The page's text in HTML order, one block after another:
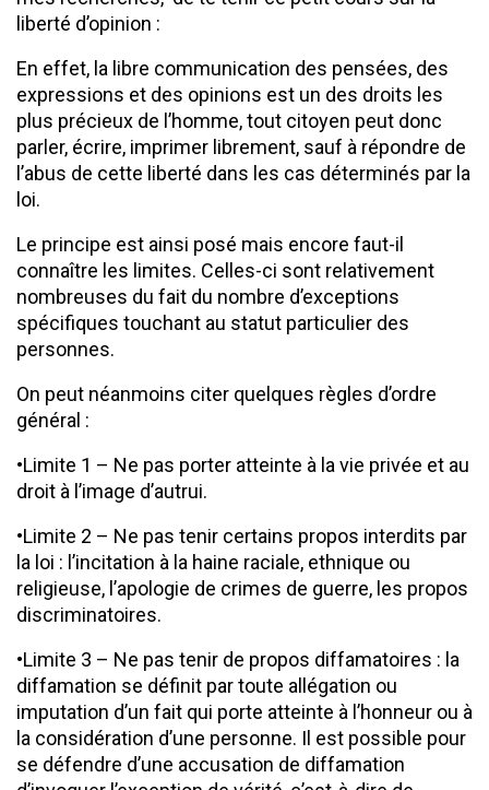
liberté d’opinion :
En effet, la libre communication des pensées, des
expressions et des opinions est un des droits les
plus précieux de l’homme, tout citoyen peut donc
parler, écrire, imprimer librement, sauf à répondre de
l’abus de cette liberté dans les cas déterminés par la
loi.
Le principe est ainsi posé mais encore faut-il
connaître les limites. Celles-ci sont relativement
nombreuses du fait du nombre d’exceptions
spécifiques touchant au statut particulier des
personnes.
On peut néanmoins citer quelques règles d’ordre
général :
•Limite 1 – Ne pas porter atteinte à la vie privée et au
droit à l’image d’autrui.
•Limite 2 – Ne pas tenir certains propos interdits par
la loi : l’incitation à la haine raciale, ethnique ou
religieuse, l’apologie de crimes de guerre, les propos
discriminatoires.
•Limite 3 – Ne pas tenir de propos diffamatoires : la
diffamation se définit par toute allégation ou
imputation d’un fait qui porte atteinte à l’honneur ou à
la considération d’une personne. Il est possible pour
se défendre d’une accusation de diffamation